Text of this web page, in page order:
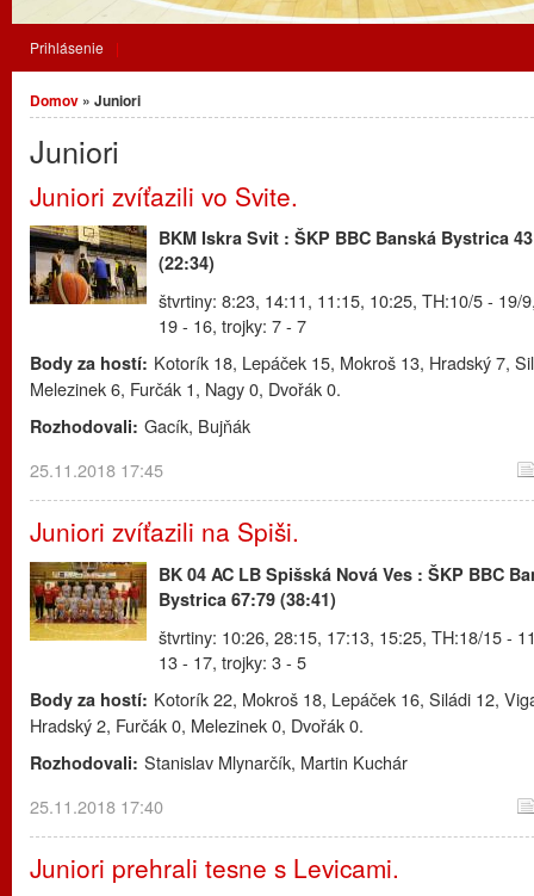
Prihlásenie
Nachádzate sa tu
Domov » Juniori
Juniori
Juniori zvíťazili vo Svite.
BKM Iskra Svit : ŠKP BBC Banská Bystrica
(22:34)
štvrtiny: 8:23, 14:11, 11:15, 10:25, TH:10/5 - 19/
19 - 16, trojky: 7 - 7
Body za hostí: Kotorík 18, Lepáček 15, Mokroš 13, Hradský 7,
Melezinek 6, Furčák 1, Nagy 0, Dvořák 0.
Rozhodovali: Gacík, Bujňák
25.11.2018 17:45
Juniori zvíťazili na Spiši.
BK 04 AC LB Spišská Nová Ves : ŠKP BBC
Bystrica 67:79 (38:41)
štvrtiny: 10:26, 28:15, 17:13, 15:25, TH:18/15 -
13 - 17, trojky: 3 - 5
Body za hostí: Kotorík 22, Mokroš 18, Lepáček 16, Siládi 12,
Hradský 2, Furčák 0, Melezinek 0, Dvořák 0.
Rozhodovali: Stanislav Mlynarčík, Martin Kuchár
25.11.2018 17:40
Juniori prehrali tesne s Levicami.